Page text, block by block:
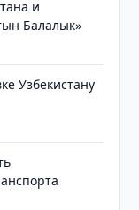
и
Балалык»
Узбекистану